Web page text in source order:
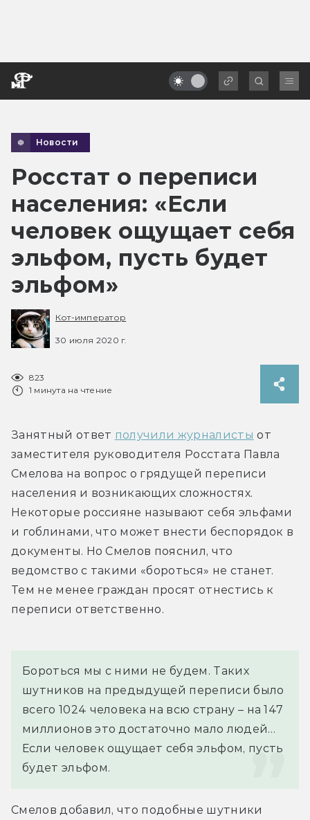
Новости
Росстат о переписи
населения: «Если
человек ощущает себя
эльфом, пусть будет
эльфом»
Кот-император
30 июля 2020 г.
823
1 минута на чтение
Занятный ответ получили журналисты от
заместителя руководителя Росстата Павла
Смелова на вопрос о грядущей переписи
населения и возникающих сложностях.
Некоторые россияне называют себя эльфами
и гоблинами, что может внести беспорядок в
документы. Но Смелов пояснил, что
ведомство с такими «бороться» не станет.
Тем не менее граждан просят отнестись к
переписи ответственно.
Бороться мы с ними не будем. Таких
шутников на предыдущей переписи было
всего 1024 человека на всю страну – на 147
миллионов это достаточно мало людей…
Если человек ощущает себя эльфом, пусть
будет эльфом.
Смелов добавил, что подобные шутники